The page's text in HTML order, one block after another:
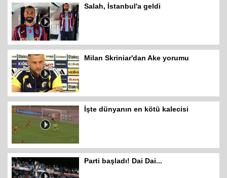
Salah, İstanbul'a geldi
Milan Skriniar'dan Ake yorumu
İşte dünyanın en kötü kalecisi
Parti başladı! Dai Dai...